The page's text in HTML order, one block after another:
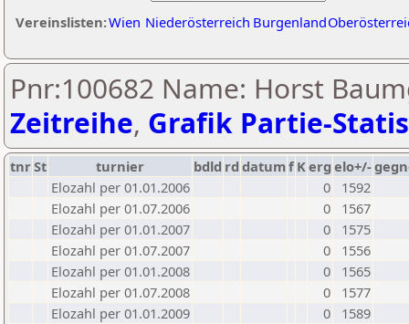
Vereinslisten:Wien Niederösterreich Burgenland
Pnr:100682 Name: Horst
Zeitreihe, Grafik Partie-
tnrSt turnier bdld rd datumf Kerg elo+/-
Elozahl per 01.01.2006
0
1592
Elozahl per 01.07.2006
0
1567
Elozahl per 01.01.2007
0
1575
Elozahl per 01.07.2007
0
1556
Elozahl per 01.01.2008
0
1565
Elozahl per 01.07.2008
0
1577
Elozahl per 01.01.2009
0
1589